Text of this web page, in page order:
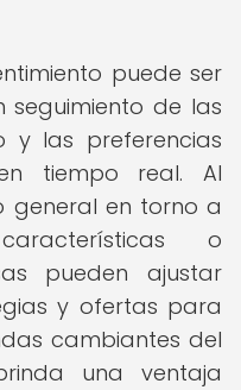
puede ser
seguimiento de las
y las preferencias
tiempo real. Al
general en torno a
o
pueden ajustar
y ofertas para
cambiantes del
una ventaja